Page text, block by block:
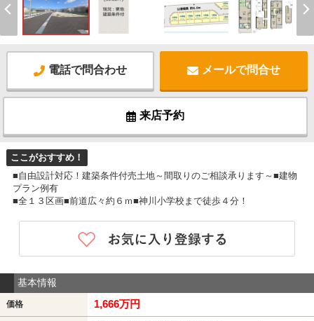
電話で問合わせ メールで問合せ
来店予約
ここがおすすめ！
■自由設計対応！建築条件付売土地～間取りのご相談承ります～■建物
プラン例有
■全１３区画■前道広々約６ｍ■神川小学校まで徒歩４分！
基本情報
価格 1,666万円